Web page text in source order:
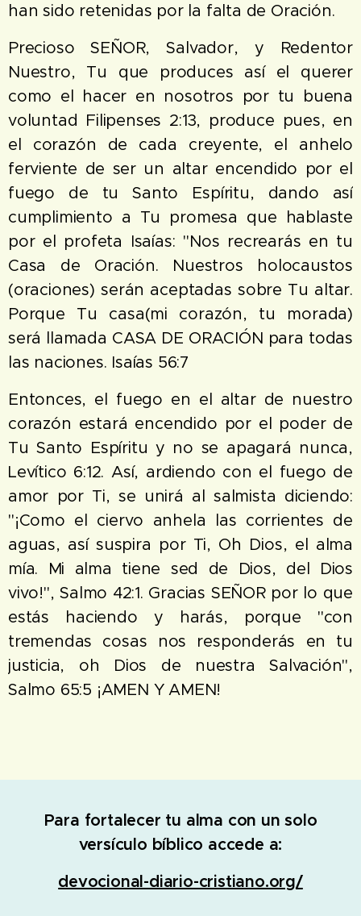
han sido retenidas por la falta de Oración.
Precioso SEÑOR, Salvador, y Redentor
Nuestro, Tu que produces así el querer
como el hacer en nosotros por tu buena
voluntad Filipenses 2:13, produce pues, en
el corazón de cada creyente, el anhelo
ferviente de ser un altar encendido por el
fuego de tu Santo Espíritu, dando así
cumplimiento a Tu promesa que hablaste
por el profeta Isaías: "Nos recrearás en tu
Casa de Oración. Nuestros holocaustos
(oraciones) serán aceptadas sobre Tu altar.
Porque Tu casa(mi corazón, tu morada)
será llamada CASA DE ORACIÓN para todas
las naciones. Isaías 56:7
Entonces, el fuego en el altar de nuestro
corazón estará encendido por el poder de
Tu Santo Espíritu y no se apagará nunca,
Levítico 6:12. Así, ardiendo con el fuego de
amor por Ti, se unirá al salmista diciendo:
"¡Como el ciervo anhela las corrientes de
aguas, así suspira por Ti, Oh Dios, el alma
mía. Mi alma tiene sed de Dios, del Dios
vivo!", Salmo 42:1. Gracias SEÑOR por lo que
estás haciendo y harás, porque "con
tremendas cosas nos responderás en tu
justicia, oh Dios de nuestra Salvación",
Salmo 65:5 ¡AMEN Y AMEN!
Para fortalecer tu alma con un solo
versículo bíblico accede a:
devocional-diario-cristiano.org/